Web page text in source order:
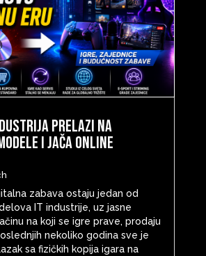
prelazi na
i jača online
zabava ostaju jedan od
IT industrije, uz jasne
na koji se igre prave, prodaju
nekoliko godina sve je
sa fizičkih kopija igara na